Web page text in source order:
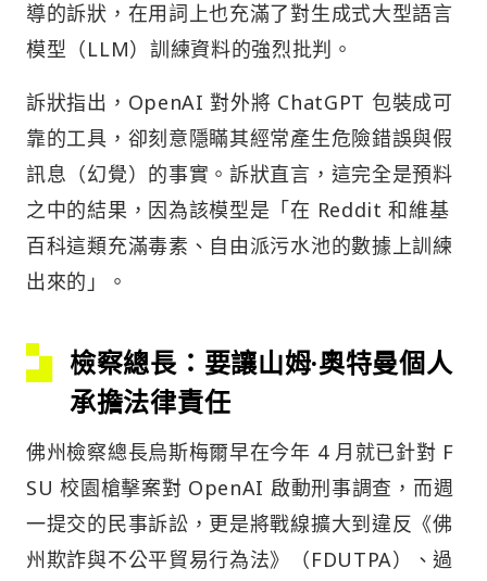
導的訴狀，在用詞上也充滿了對生成式大型語言
模型（LLM）訓練資料的強烈批判。
訴狀指出，OpenAI 對外將 ChatGPT 包裝成可
靠的工具，卻刻意隱瞞其經常產生危險錯誤與假
訊息（幻覺）的事實。訴狀直言，這完全是預料
之中的結果，因為該模型是「在 Reddit 和維基
百科這類充滿毒素、自由派污水池的數據上訓練
出來的」。
檢察總長：要讓山姆·奧特曼個人
承擔法律責任
佛州檢察總長烏斯梅爾早在今年 4 月就已針對 F
SU 校園槍擊案對 OpenAI 啟動刑事調查，而週
一提交的民事訴訟，更是將戰線擴大到違反《佛
州欺詐與不公平貿易行為法》（FDUTPA）、過